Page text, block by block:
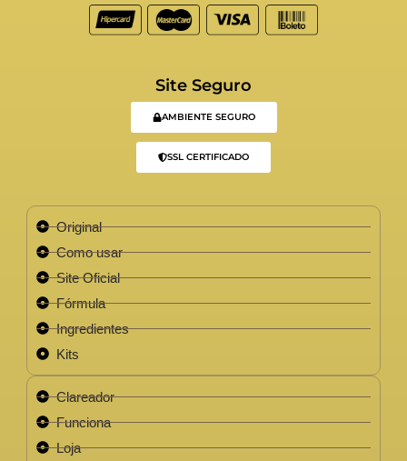
Site Seguro
AMBIENTE SEGURO
SSL CERTIFICADO
Original
Como usar
Site Oficial
Fórmula
Ingredientes
Kits
Clareador
Funciona
Loja